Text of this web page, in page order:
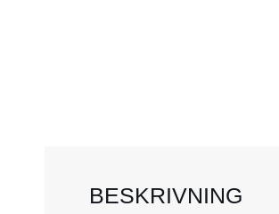
BESKRIVNING